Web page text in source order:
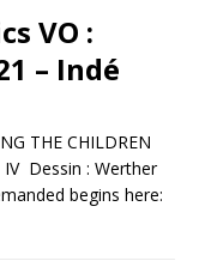
VO :
– Indé
THE CHILDREN
Dessin : Werther
begins here: